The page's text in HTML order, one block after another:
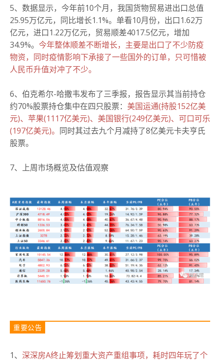
5、数据显示，今年前10个月，我国货物贸易进出口总值
25.95万亿元，同比增长1.1%。单看10月份，出口1.62万
亿元，进口1.22万亿元，贸易顺差4017.5亿元，增加
34.9%。 今年整体顺差不断增长，主要是出口了不少防疫
物资，同时疫情影响下承接了一些国外的订单，只可惜被
人民币升值对冲了不少。
6、伯克希尔-哈撒韦发布了三季报，报告显示其当前持仓
约70%股票持仓集中在四只股票： 美国运通(持股152亿美
元)、苹果(1117亿美元)、美国银行(249亿美元)、可口可乐
(197亿美元)。 同时其过去九个月减持了8亿美元卡夫亨氏
股票。
7、上周市场概览及估值观察
重要公告
1、 深深房A终止筹划重大资产重组事项，耗时四年玩了个